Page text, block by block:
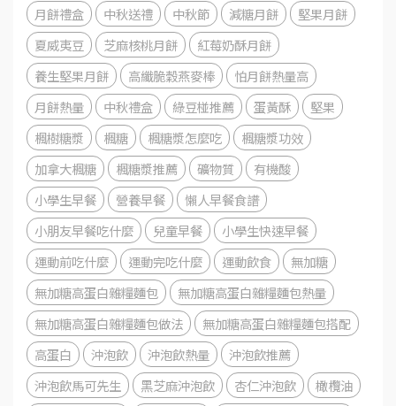
月餅禮盒
中秋送禮 中秋節 減糖月餅
堅果月餅
夏威夷豆
芝麻核桃月餅
紅莓奶酥月餅
養生堅果月餅
高纖脆穀燕麥棒
怕月餅熱量高
月餅熱量
中秋禮盒 綠豆椪推薦 蛋黃酥
堅果
楓樹糖漿
楓糖 楓糖漿怎麼吃
楓糖漿功效
加拿大楓糖
楓糖漿推薦 礦物質
有機酸
小學生早餐
營養早餐
懶人早餐食譜
小朋友早餐吃什麼
兒童早餐
小學生快速早餐
運動前吃什麼
運動完吃什麼 運動飲食
無加糖
無加糖高蛋白雜糧麵包
無加糖高蛋白雜糧麵包熱量
無加糖高蛋白雜糧麵包做法
無加糖高蛋白雜糧麵包搭配
高蛋白
沖泡飲 沖泡飲熱量
沖泡飲推薦
沖泡飲馬可先生
黑芝麻沖泡飲 杏仁沖泡飲
橄欖油